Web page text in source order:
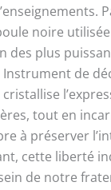
noire
des plus
de
tout en
à préserver
cette liberté
de notre